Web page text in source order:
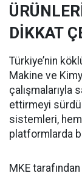
DİKKAT
Türkiye’nin
Makine ve
çalışmalarıyla
ettirmeyi
sistemleri,
platformlarda
MKE